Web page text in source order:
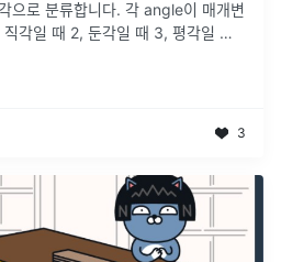
으로 분류합니다. 각 angle이 매개변
각일 때 2, 둔각일 때 3, 평각일 때
3